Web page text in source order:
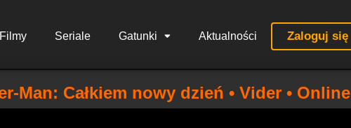
Seriale Gatunki Aktualności Zaloguj się
Man: Całkiem nowy dzień • Vider • Online